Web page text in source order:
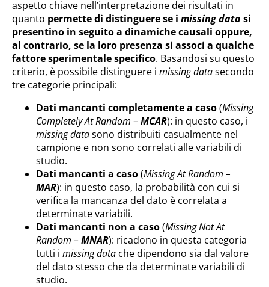
aspetto chiave nell’interpretazione dei risultati in
quanto permette di distinguere se i missing datasi
presentino in seguito a dinamiche causali oppure,
al contrario, se la loro presenza si associ a qualche
fattore sperimentale specifico. Basandosi su questo
criterio, è possibile distinguere i missing datasecondo
tre categorie principali:
Dati mancanti completamente a caso(Missing
Completely At Random – MCAR): in questo caso, i
missing datasono distribuiti casualmente nel
campione e non sono correlati alle variabili di
studio.
Dati mancanti a caso(Missing At Random –
MAR): in questo caso, la probabilità con cui si
verifica la mancanza del dato è correlata a
determinate variabili.
Dati mancanti non a caso(Missing Not At
Random – MNAR): ricadono in questa categoria
tutti i missing data che dipendono sia dal valore
del dato stesso che da determinate variabili di
studio.